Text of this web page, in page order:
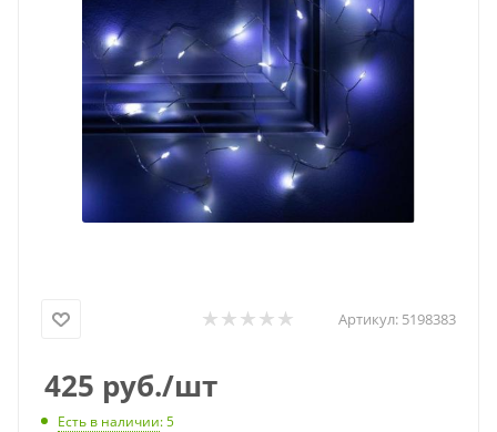
Артикул: 5198383
425 руб./шт
Есть в наличии: 5